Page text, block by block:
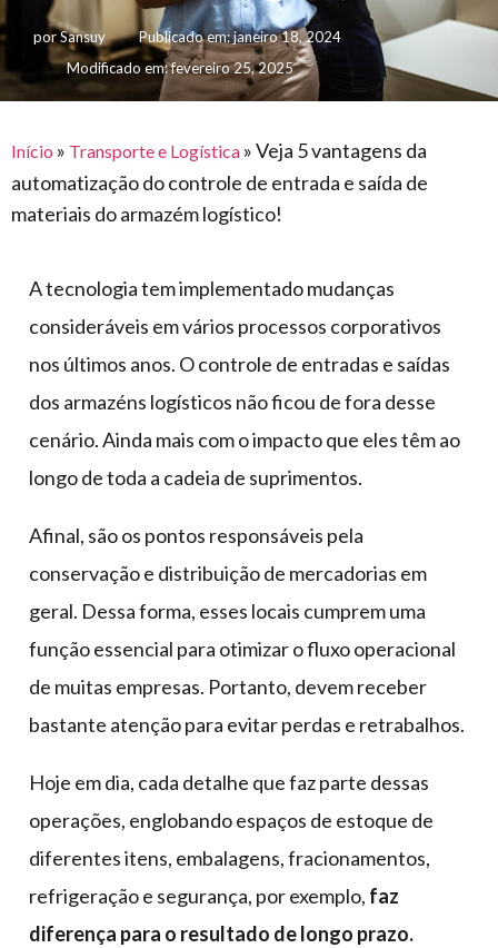
premiações
eventos
para
o
agronegócio
feira
toldos
offshore
construção
civil
piscinas
mercado
automotivo
calçados,
epi's
e
e logística
armazenagem
lonas
caminhoneiro
porSansuy Publicado em:janeiro 18, 2024
Modificado em: fevereiro 25, 2025
Início » Transporte e Logística »Veja 5 vantagens da
automatização do controle de entrada e saída de
materiais do armazém logístico!
A tecnologia tem implementado mudanças
consideráveis em vários processos corporativos
nos últimos anos. O controle de entradas e saídas
dos armazéns logísticos não ficou de fora desse
cenário. Ainda mais com o impacto que eles têm ao
longo de toda a cadeia de suprimentos.
Afinal, são os pontos responsáveis pela
conservação e distribuição de mercadorias em
geral. Dessa forma, esses locais cumprem uma
função essencial para otimizar o fluxo operacional
de muitas empresas. Portanto, devem receber
bastante atenção para evitar perdas e retrabalhos.
Hoje em dia, cada detalhe que faz parte dessas
operações, englobando espaços de estoque de
diferentes itens, embalagens, fracionamentos,
refrigeração e segurança, por exemplo, faz
diferença para o resultado de longo prazo.